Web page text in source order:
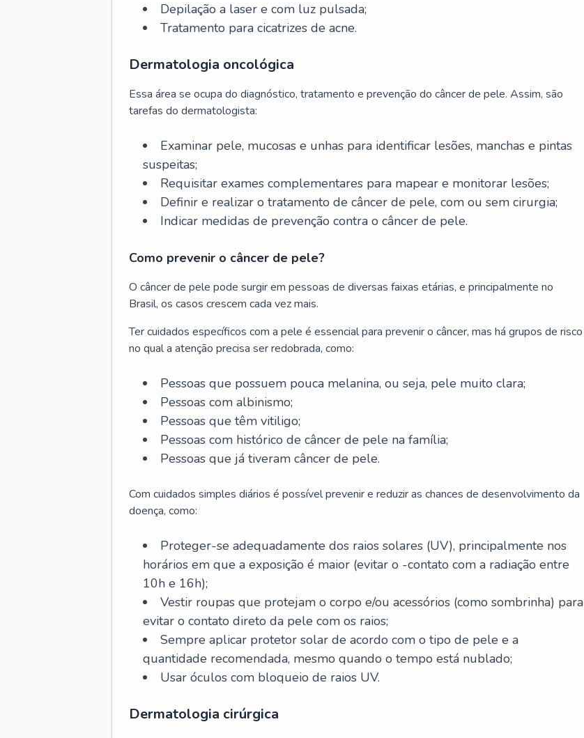
Depilação a laser e com luz pulsada;
Tratamento para cicatrizes de acne.
Dermatologia oncológica
Essa área se ocupa do diagnóstico, tratamento e prevenção do câncer de pele. Assim, são
tarefas do dermatologista:
Examinar pele, mucosas e unhas para identificar lesões, manchas e pintas
suspeitas;
Requisitar exames complementares para mapear e monitorar lesões;
Definir e realizar o tratamento de câncer de pele, com ou sem cirurgia;
Indicar medidas de prevenção contra o câncer de pele.
Como prevenir o câncer de pele?
O câncer de pele pode surgir em pessoas de diversas faixas etárias, e principalmente no
Brasil, os casos crescem cada vez mais.
Ter cuidados específicos com a pele é essencial para prevenir o câncer, mas há grupos de risco
no qual a atenção precisa ser redobrada, como:
Pessoas que possuem pouca melanina, ou seja, pele muito clara;
Pessoas com albinismo;
Pessoas que têm vitiligo;
Pessoas com histórico de câncer de pele na família;
Pessoas que já tiveram câncer de pele.
Com cuidados simples diários é possível prevenir e reduzir as chances de desenvolvimento da
doença, como:
Proteger-se adequadamente dos raios solares (UV), principalmente nos
horários em que a exposição é maior (evitar o -contato com a radiação entre
10h e 16h);
Vestir roupas que protejam o corpo e/ou acessórios (como sombrinha) para
evitar o contato direto da pele com os raios;
Sempre aplicar protetor solar de acordo com o tipo de pele e a
quantidade recomendada, mesmo quando o tempo está nublado;
Usar óculos com bloqueio de raios UV.
Dermatologia cirúrgica